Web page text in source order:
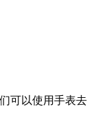
可以使用手表去